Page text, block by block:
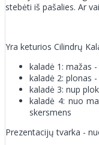
stebėti iš pašalies. Ar
Yra keturios Cilindrų
kaladė 1: mažas -
kaladė 2: plonas
kaladė 3: nup
kaladė 4: nuo
skersmens
Prezentacijų tvarka -